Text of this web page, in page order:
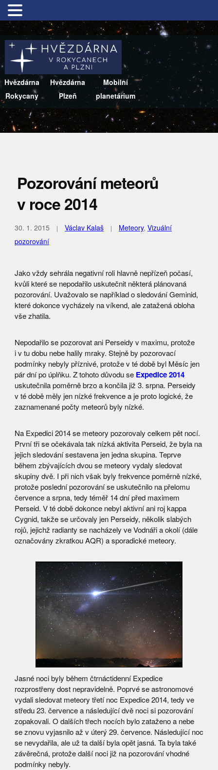
Hvězdárna
Rokycany
Hvězdárna
Plzeň
Mobilní
planetárium
Pozorování meteorů
v roce 2014
30. 1. 2015 Václav Kalaš Meteory, Vizuální
pozorování
Jako vždy sehrála negativní roli hlavně nepřízeň počasí,
kvůli které se nepodařilo uskutečnit některá plánovaná
pozorování. Uvažovalo se například o sledování Geminid,
které dokonce vycházely na víkend, ale zatažená obloha
vše zhatila.
Nepodařilo se pozorovat ani Perseidy v maximu, protože
i v tu dobu nebe halily mraky. Stejně by pozorovací
podmínky nebyly příznivé, protože v té době byl Měsíc jen
pár dní po úplňku. Z tohoto důvodu se Expedice 2014
uskutečnila poměrně brzo a končila již 3. srpna. Perseidy
v té době měly jen nízké frekvence a je proto logické, že
zaznamenané počty meteorů byly nízké.
Na Expedici 2014 se meteory pozorovaly celkem pět nocí.
První tři se očekávala tak nízká aktivita Perseid, že byla na
jejich sledování sestavena jen jedna skupina. Teprve
během zbývajících dvou se meteory vydaly sledovat
skupiny dvě. I při nich však byly frekvence poměrně nízké,
protože poslední pozorování se uskutečnilo na přelomu
července a srpna, tedy téměř 14 dní před maximem
Perseid. V té době dokonce nebyl aktivní ani roj kappa
Cygnid, takže se určovaly jen Perseidy, několik slabých
rojů, jejichž radianty se nacházely ve Vodnáři a okolí (dále
označovány zkratkou AQR) a sporadické meteory.
Jasné noci byly během čtrnáctidenní Expedice
rozprostřeny dost nepravidelně. Poprvé se astronomové
vydali sledovat meteory třetí noc Expedice 2014, tedy ve
středu 23. července a následující dvě noci si pozorování
zopakovali. O dalších třech nocích bylo zataženo a nebe
se znovu vyjasnilo až v úterý 29. července. Následující noc
se nevydařila, ale už ta další byla opět jasná. Ta byla také
závěrečná, protože další noci již na pozorování vhodné
podmínky nebyly.